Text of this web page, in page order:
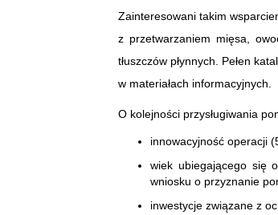
Zainteresowani takim
z przetwarzaniem mięsa,
tłuszczów płynnych. Pełen
w materiałach informacyjnych.
O kolejności przysługiwania
innowacyjność operacji
wiek ubiegającego się
wniosku o przyznanie
inwestycje związane z